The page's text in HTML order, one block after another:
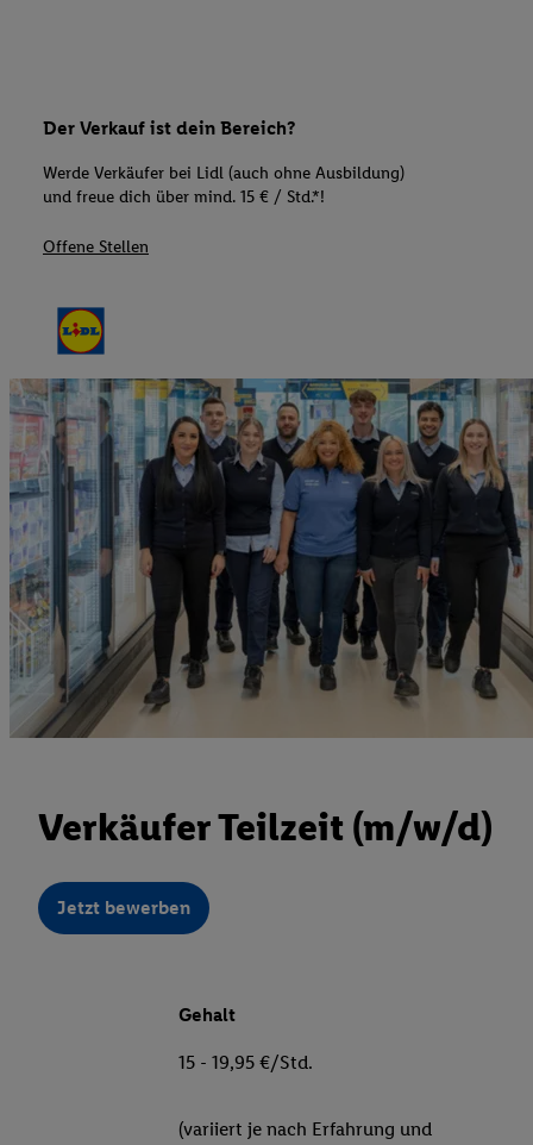
Der Verkauf ist dein Bereich?
Werde Verkäufer bei Lidl (auch ohne Ausbildung)
und freue dich über mind. 15 € / Std.*!
Offene Stellen
Verkäufer Teilzeit (m/w/d)
Jetzt bewerben
Gehalt
15 - 19,95 €/Std.
(variiert je nach Erfahrung und